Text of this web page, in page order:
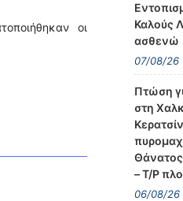
οι
Καλούς
ασθενώ
07/08/26
Πτώση
στη
– Τ/Ρ
06/08/26